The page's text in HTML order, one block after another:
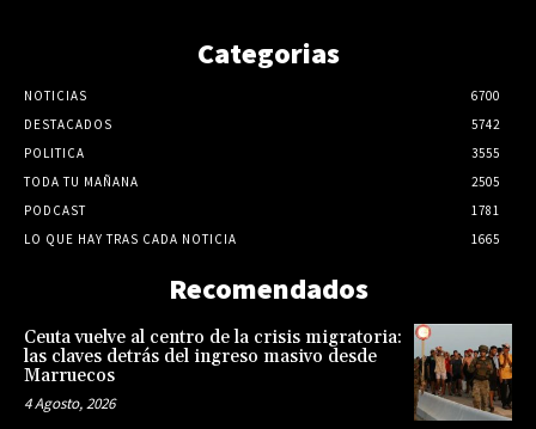
Categorias
NOTICIAS
6700
DESTACADOS
5742
POLITICA
3555
TODA TU MAÑANA
2505
PODCAST
1781
LO QUE HAY TRAS CADA NOTICIA
1665
Recomendados
Ceuta vuelve al centro de la crisis migratoria:
las claves detrás del ingreso masivo desde
Marruecos
4 Agosto, 2026